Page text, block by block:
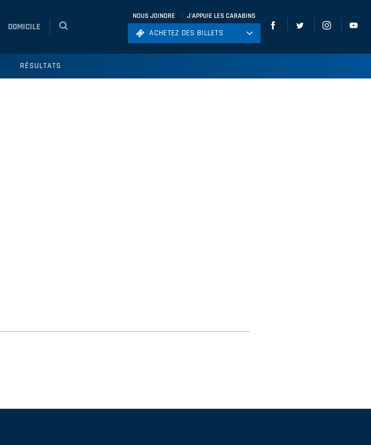
DOMICILE
NOUS JOINDRE J'APPUIE LES CARABINS
ACHETEZ DES BILLETS
ACHETEZ DES BILLETS
RÉSULTATS